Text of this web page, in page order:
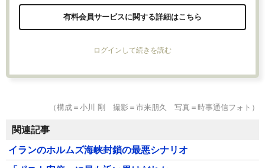
有料会員サービスに関する詳細はこちら
ログインして続きを読む
（構成＝小川 剛 撮影＝市来朋久 写真＝時事通信フォト）
関連記事
イランのホルムズ海峡封鎖の最悪シナリオ